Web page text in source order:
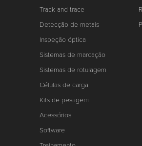
Track and trace
Detecção de metais
Inspeção óptica
Sistemas de marcação
Sistemas de rotulagem
Células de carga
Kits de pesagem
Acessórios
Software